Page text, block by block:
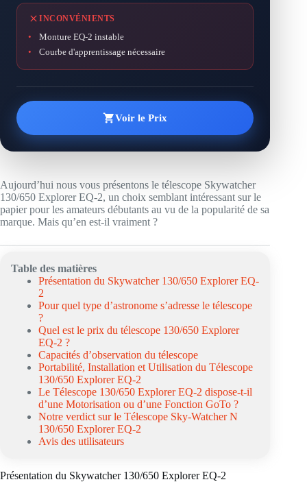
INCONVÉNIENTS
•
Monture EQ-2 instable
•
Courbe d'apprentissage nécessaire
Voir le Prix
Aujourd’hui nous vous présentons le télescope Skywatcher
130/650 Explorer EQ-2, un choix semblant intéressant sur le
papier pour les amateurs débutants au vu de la popularité de sa
marque. Mais qu’en est-il vraiment ?
Table des matières
Présentation du Skywatcher 130/650 Explorer EQ-
2
Pour quel type d’astronome s’adresse le télescope
?
Quel est le prix du télescope 130/650 Explorer
EQ-2 ?
Capacités d’observation du télescope
Portabilité, Installation et Utilisation du Télescope
130/650 Explorer EQ-2
Le Télescope 130/650 Explorer EQ-2 dispose-t-il
d’une Motorisation ou d’une Fonction GoTo ?
Notre verdict sur le Télescope Sky-Watcher N
130/650 Explorer EQ-2
Avis des utilisateurs
Présentation du Skywatcher 130/650 Explorer EQ-2